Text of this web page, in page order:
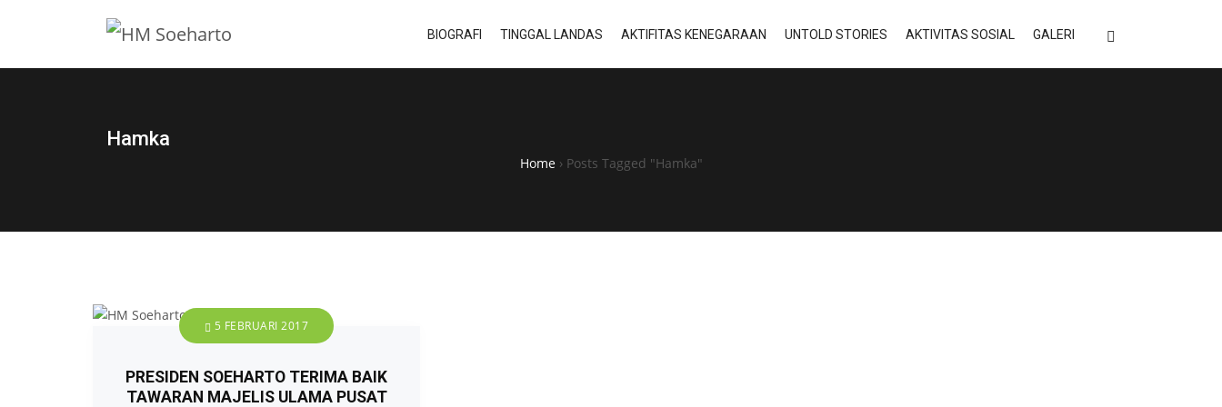
BIOGRAFI TINGGAL LANDAS AKTIFITAS KENEGARAAN UNTOLD STORIES AKTIVITAS SOSIAL GALERI
Hamka
Home› Posts Tagged "Hamka"
5 FEBRUARI 2017
PRESIDEN SOEHARTO TERIMA BAIK
TAWARAN MAJELIS ULAMA PUSAT